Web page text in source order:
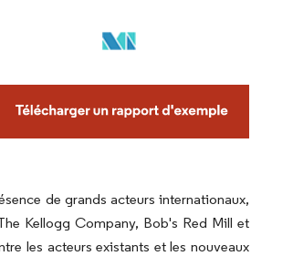
de grands acteurs internationaux,
Kellogg Company, Bob's Red Mill et
les acteurs existants et les nouveaux